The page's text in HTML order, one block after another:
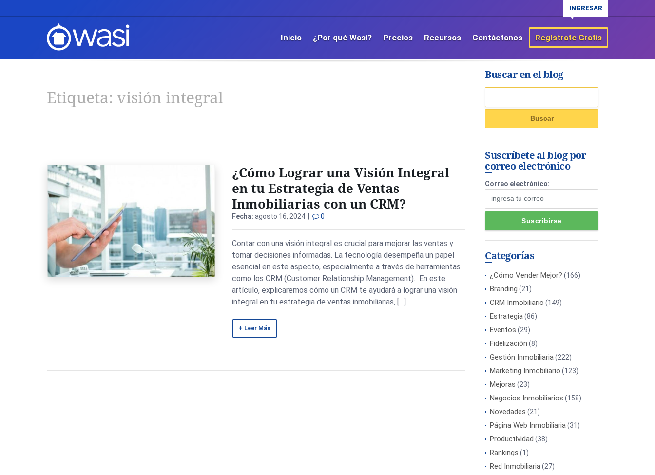
INGRESAR
Inicio ¿Por qué Wasi? Precios Recursos Contáctanos Regístrate Gratis
Etiqueta: visión integral
¿Cómo Lograr una Visión Integral
en tu Estrategia de Ventas
Inmobiliarias con un CRM?
Fecha: agosto 16, 2024 | 0
Contar con una visión integral es crucial para mejorar las ventas y
tomar decisiones informadas. La tecnología desempeña un papel
esencial en este aspecto, especialmente a través de herramientas
como los CRM (Customer Relationship Management). En este
artículo, explicaremos cómo un CRM te ayudará a lograr una visión
integral en tu estrategia de ventas inmobiliarias, […]
+ Leer Más
Buscar en el blog
Suscríbete al blog por
correo electrónico
Correo electrónico:
Categorías
¿Cómo Vender Mejor? (166)
Branding (21)
CRM Inmobiliario (149)
Estrategia(86)
Eventos (29)
Fidelización (8)
Gestión Inmobiliaria(222)
Marketing Inmobiliario (123)
Mejoras (23)
Negocios Inmobiliarios (158)
Novedades (21)
Página Web Inmobiliaria(31)
Productividad (38)
Rankings (1)
Red Inmobiliaria(27)